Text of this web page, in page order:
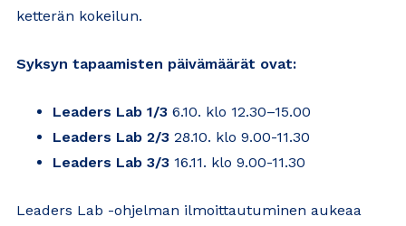
ketterän kokeilun.
Syksyn tapaamisten päivämäärät ovat:
Leaders Lab 1/3 6.10. klo 12.30–15.00
Leaders Lab 2/3 28.10. klo 9.00-11.30
Leaders Lab 3/3 16.11. klo 9.00-11.30
Leaders Lab -ohjelman ilmoittautuminen aukeaa